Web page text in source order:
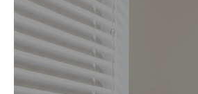
床材ソリューション
壁面ソリューション
バスルーム
リビングルーム
ベッドルーム
キッチン
レストラン
美術館